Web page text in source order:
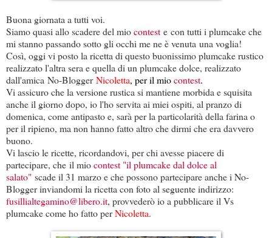
Buona giornata a tutti voi.
Siamo quasi allo scadere del miocontest e con tutti i plumcake che
mi stanno passando sotto gli occhi me ne è venuta una voglia!
Così, oggi vi posto la ricetta di questo buonissimo plumcake rustico
realizzato l'altra sera e quella di un plumcake dolce, realizzato
dall'amica No-BloggerNicoletta, per il miocontest.
Vi assicuro che la versione rustica si mantiene morbida e squisita
anche il giorno dopo, io l'ho servita ai miei ospiti, al pranzo di
domenica, come antipasto e, sarà per la particolarità della farina o
per il ripieno, ma non hanno fatto altro che dirmi che era davvero
buono.
Vi lascio le ricette, ricordandovi, per chi avesse piacere di
partecipare, che il miocontest "il plumcake dal dolce al
salato" scade il 31 marzo e che possono partecipare anche i No-
Blogger inviandomi la ricetta con foto al seguente indirizzo:
fusillialtegamino@libero.it, provvederò io a pubblicare il Vs
plumcake come ho fatto perNicoletta.